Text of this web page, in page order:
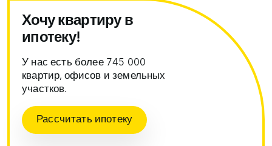
Хочу квартиру в
ипотеку!
У нас есть более 745 000
квартир, офисов и земельных
участков.
Рассчитать ипотеку